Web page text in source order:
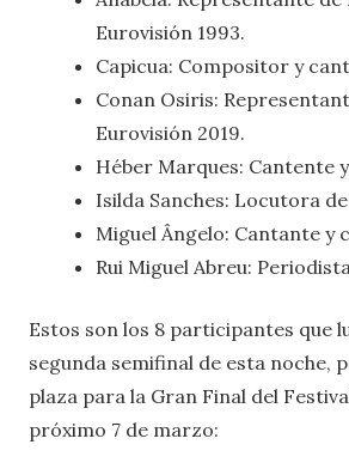
Eurovisión 1993.
Capicua: Compositor y
Conan Osiris:
Eurovisión 2019.
Héber Marques: Cantente
Isilda Sanches: Locutora
Miguel Ângelo: Cantante y
Rui Miguel Abreu:
Estos son los 8 participantes que
segunda semifinal de esta noche,
plaza para la Gran Final del
próximo 7 de marzo: